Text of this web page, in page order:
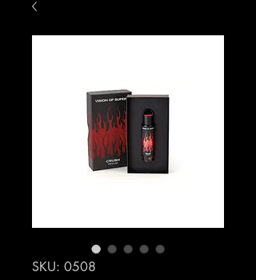
SKU: 0508